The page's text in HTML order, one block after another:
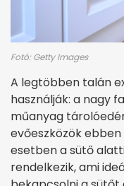
Fotó: Getty Images
A legtöbben talán
használják: a nagy
műanyag
evőeszközök
esetben a sütő
rendelkezik, ami